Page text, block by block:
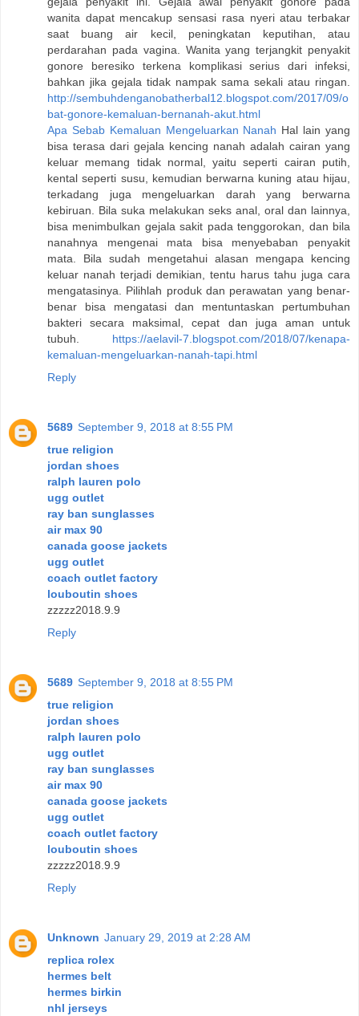
wanita dapat mencakup sensasi rasa nyeri atau terbakar
saat buang air kecil, peningkatan keputihan, atau
perdarahan pada vagina. Wanita yang terjangkit penyakit
gonore beresiko terkena komplikasi serius dari infeksi,
bahkan jika gejala tidak nampak sama sekali atau ringan.
http://sembuhdenganobatherbal12.blogspot.com/2017/09/o
bat-gonore-kemaluan-bernanah-akut.html
Apa Sebab Kemaluan Mengeluarkan Nanah Hal lain yang
bisa terasa dari gejala kencing nanah adalah cairan yang
keluar memang tidak normal, yaitu seperti cairan putih,
kental seperti susu, kemudian berwarna kuning atau hijau,
terkadang juga mengeluarkan darah yang berwarna
kebiruan. Bila suka melakukan seks anal, oral dan lainnya,
bisa menimbulkan gejala sakit pada tenggorokan, dan bila
nanahnya mengenai mata bisa menyebaban penyakit
mata. Bila sudah mengetahui alasan mengapa kencing
keluar nanah terjadi demikian, tentu harus tahu juga cara
mengatasinya. Pilihlah produk dan perawatan yang benar-
benar bisa mengatasi dan mentuntaskan pertumbuhan
bakteri secara maksimal, cepat dan juga aman untuk
tubuh. https://aelavil-7.blogspot.com/2018/07/kenapa-
kemaluan-mengeluarkan-nanah-tapi.html
Reply
5689 September 9, 2018 at 8:55 PM
true religion
jordan shoes
ralph lauren polo
ugg outlet
ray ban sunglasses
air max 90
canada goose jackets
ugg outlet
coach outlet factory
louboutin shoes
zzzzz2018.9.9
Reply
5689 September 9, 2018 at 8:55 PM
true religion
jordan shoes
ralph lauren polo
ugg outlet
ray ban sunglasses
air max 90
canada goose jackets
ugg outlet
coach outlet factory
louboutin shoes
zzzzz2018.9.9
Reply
Unknown January 29, 2019 at 2:28 AM
replica rolex
hermes belt
hermes birkin
nhl jerseys